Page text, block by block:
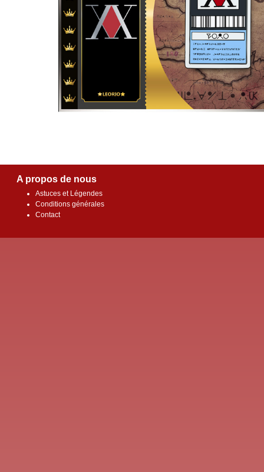
A propos de nous
Astuces et Légendes
Conditions générales
Contact